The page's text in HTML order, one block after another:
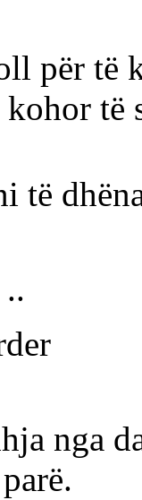
për të
kohor të
të
nga